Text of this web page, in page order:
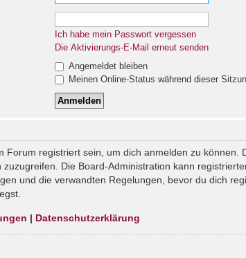
Ich habe mein Passwort vergessen
Die Aktivierungs-E-Mail erneut senden
Angemeldet bleiben
Meinen Online-Status während dieser
Forum registriert sein, um dich anmelden zu
zuzugreifen. Die Board-Administration kann
und die verwandten Regelungen, bevor du dich
| Datenschutzerklärung